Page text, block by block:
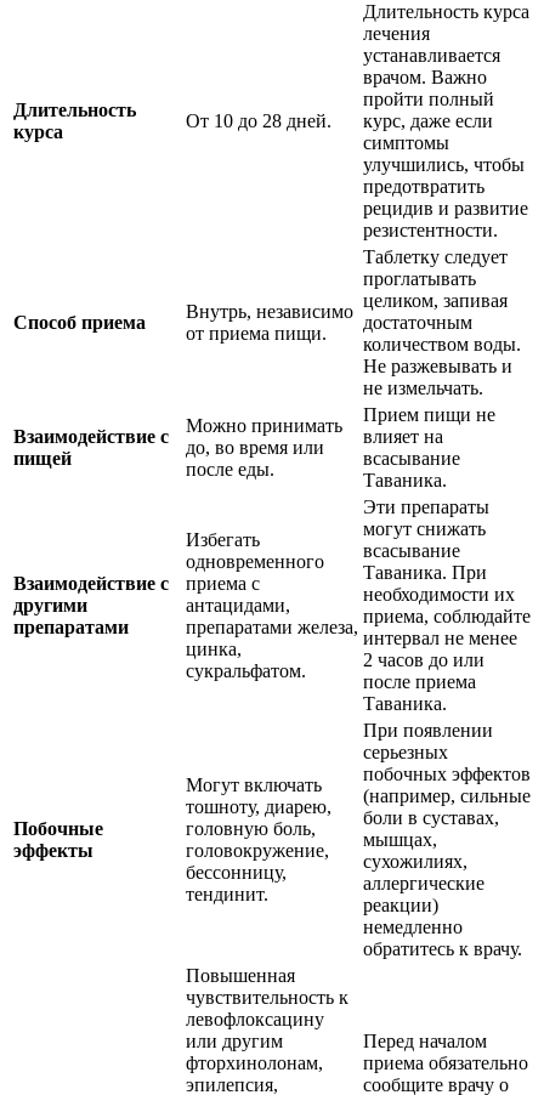
Длительность
курса
От 10 до 28 дней.
Длительность курса
лечения
устанавливается
врачом. Важно
пройти полный
курс, даже если
симптомы
улучшились, чтобы
предотвратить
рецидив и развитие
резистентности.
Способ приема
Внутрь, независимо
от приема пищи.
Таблетку следует
проглатывать
целиком, запивая
достаточным
количеством воды.
Не разжевывать и
не измельчать.
Взаимодействие с
пищей
Можно принимать
до, во время или
после еды.
Прием пищи не
влияет на
всасывание
Таваника.
Взаимодействие с
другими
препаратами
Избегать
одновременного
приема с
антацидами,
препаратами железа,
цинка,
сукральфатом.
Эти препараты
могут снижать
всасывание
Таваника. При
необходимости их
приема, соблюдайте
интервал не менее
2 часов до или
после приема
Таваника.
Побочные
эффекты
Могут включать
тошноту, диарею,
головную боль,
головокружение,
бессонницу,
тендинит.
При появлении
серьезных
побочных эффектов
(например, сильные
боли в суставах,
мышцах,
сухожилиях,
аллергические
реакции)
немедленно
обратитесь к врачу.
Повышенная
чувствительность к
левофлоксацину
или другим
фторхинолонам,
эпилепсия,
Перед началом
приема обязательно
сообщите врачу о